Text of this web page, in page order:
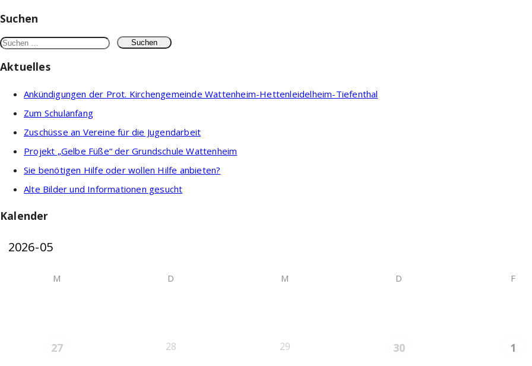
Suchen
Suchen
nach:
Aktuelles
Ankündigungen der Prot. Kirchengemeinde Wattenheim-Hettenleidelheim-Tiefenthal
Zum Schulanfang
Zuschüsse an Vereine für die Jugendarbeit
Projekt „Gelbe Füße“ der Grundschule Wattenheim
Sie benötigen Hilfe oder wollen Hilfe anbieten?
Alte Bilder und Informationen gesucht
Kalender
M D M D F
27 28 29 30 1